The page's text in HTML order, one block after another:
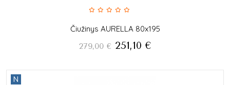
Čiužinys AURELLA 80x195
279,00 € 251,10 €
N